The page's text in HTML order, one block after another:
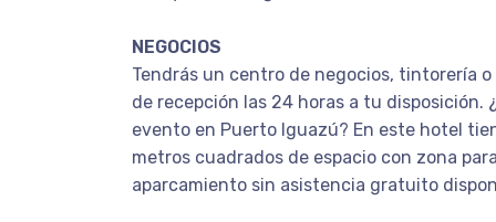
NEGOCIOS
Tendrás un centro de negocios, tintorería
de recepción las 24 horas a tu disposición.
evento en Puerto Iguazú? En este hotel
metros cuadrados de espacio con zona
aparcamiento sin asistencia gratuito